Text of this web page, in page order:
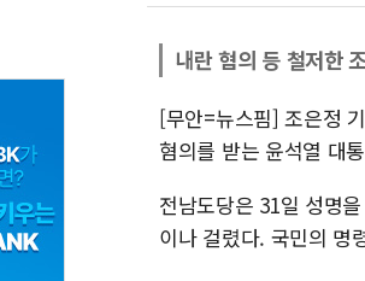
내란 혐의 등 철저한
[무안=뉴스핌] 조은정
혐의를 받는 윤석열 대
전남도당은 31일 성명
이나 걸렸다. 국민의 명